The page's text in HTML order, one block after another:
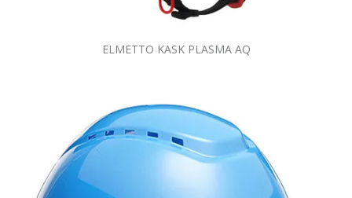
ELMETTO KASK PLASMA AQ